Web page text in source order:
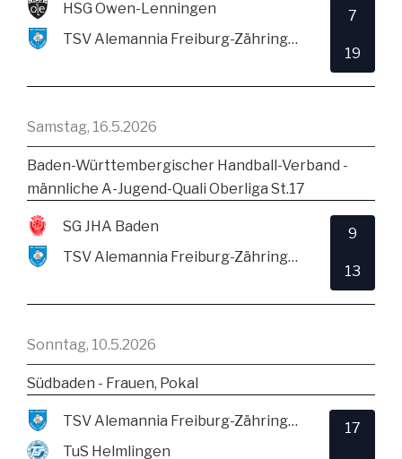
HSG Owen-Lenningen
TSV Alemannia Freiburg-Zähringen
7
19
Samstag, 16.5.2026
Baden-Württembergischer Handball-Verband -
männliche A-Jugend-Quali Oberliga St.17
SG JHA Baden
TSV Alemannia Freiburg-Zähringen
9
13
Sonntag, 10.5.2026
Südbaden - Frauen, Pokal
TSV Alemannia Freiburg-Zähringen
TuS Helmlingen
17